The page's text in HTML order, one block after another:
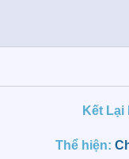
Kết Lại
Thể hiện: